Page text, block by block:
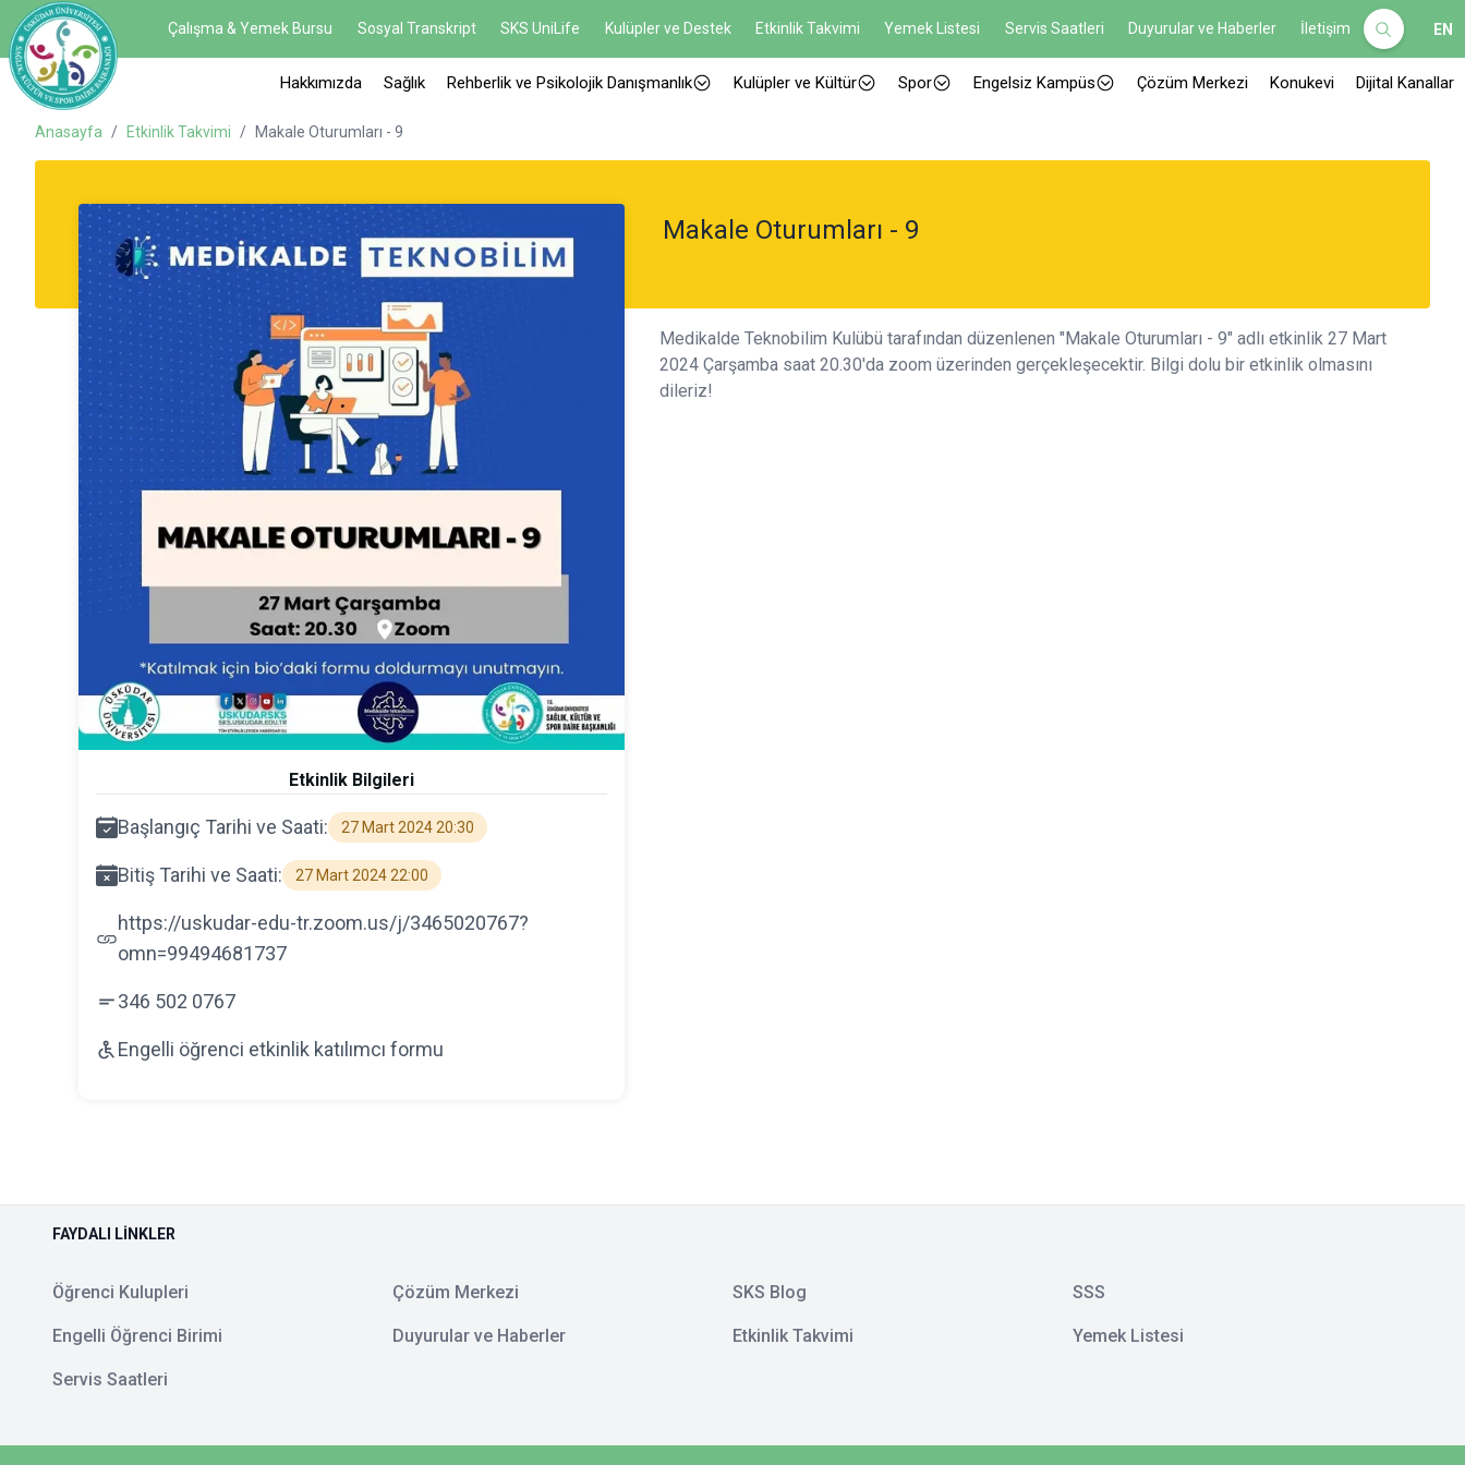
Çalışma & Yemek Bursu Sosyal Transkript SKS UniLife Kulüpler ve Destek Etkinlik Takvimi Yemek Listesi Servis Saatleri Duyurular ve Haberler İletişim EN
Hakkımızda Sağlık Rehberlik ve Psikolojik Danışmanlık Kulüpler ve Kültür Spor Engelsiz Kampüs Çözüm Merkezi Konukevi Dijital Kanallar
Anasayfa / Etkinlik Takvimi / Makale Oturumları - 9
Makale Oturumları - 9
Etkinlik Bilgileri
Başlangıç Tarihi ve Saati: 27 Mart 2024 20:30
Bitiş Tarihi ve Saati: 27 Mart 2024 22:00
https://uskudar-edu-tr.zoom.us/j/3465020767?
omn=99494681737
346 502 0767
Engelli öğrenci etkinlik katılımcı formu
Medikalde Teknobilim Kulübü tarafından düzenlenen "Makale Oturumları - 9" adlı etkinlik 27 Mart
2024 Çarşamba saat 20.30'da zoom üzerinden gerçekleşecektir. Bilgi dolu bir etkinlik olmasını
dileriz!
FAYDALI LINKLER
Öğrenci Kulupleri Çözüm Merkezi SKS Blog SSS
Engelli Öğrenci Birimi Duyurular ve Haberler Etkinlik Takvimi Yemek Listesi
Servis Saatleri